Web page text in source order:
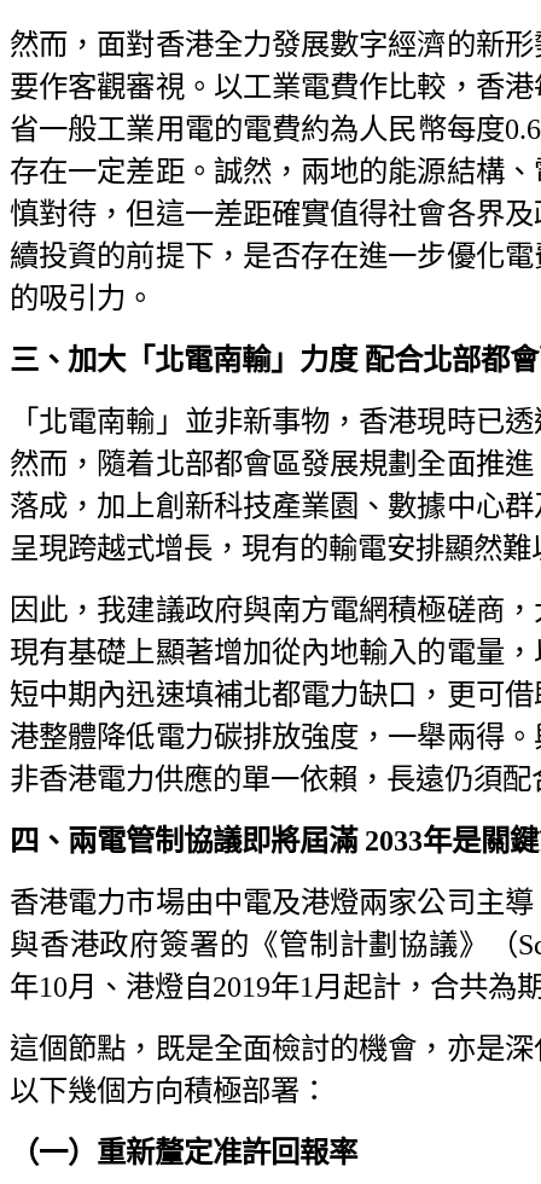
然而，面對香港全力發展數字經濟的新
要作客觀審視。以工業電費作比較，香
省一般工業用電的電費約為人民幣每度
存在一定差距。誠然，兩地的能源結構
慎對待，但這一差距確實值得社會各界
續投資的前提下，是否存在進一步優化
的吸引力。
三、加大「北電南輸」力度 配合北部都
「北電南輸」並非新事物，香港現時已
然而，隨着北部都會區發展規劃全面推
落成，加上創新科技產業園、數據中心
呈現跨越式增長，現有的輸電安排顯然
因此，我建議政府與南方電網積極磋商
現有基礎上顯著增加從內地輸入的電量
短中期內迅速填補北都電力缺口，更可
港整體降低電力碳排放強度，一舉兩得
非香港電力供應的單一依賴，長遠仍須
四、兩電管制協議即將屆滿 2033年是關
香港電力市場由中電及港燈兩家公司主
與香港政府簽署的《管制計劃協議》（
年10月、港燈自2019年1月起計，合共為
這個節點，既是全面檢討的機會，亦是
以下幾個方向積極部署：
（一）重新釐定准許回報率